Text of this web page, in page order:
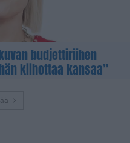
budjettiriihen
kiihottaa kansaa”